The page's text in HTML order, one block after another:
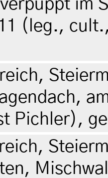
im
(leg.,
Pichler),